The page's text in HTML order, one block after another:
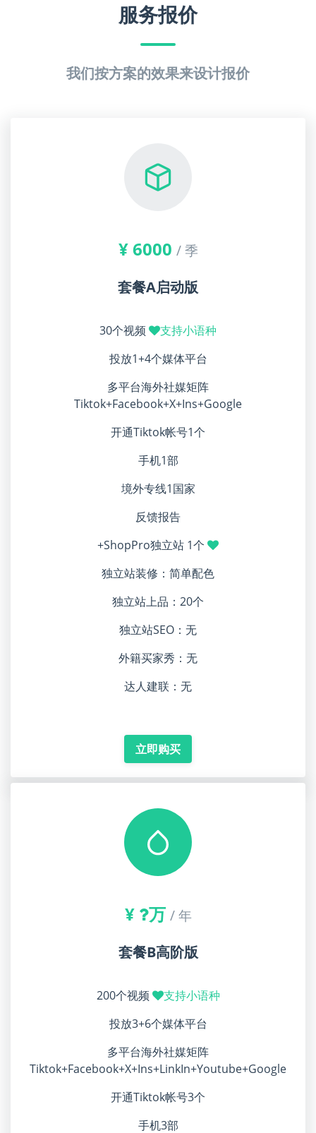
服务报价
我们按方案的效果来设计报价
¥ 6000 / 季
套餐A启动版
30个视频 支持小语种
投放1+4个媒体平台
多平台海外社媒矩阵
Tiktok+Facebook+X+Ins+Google
开通Tiktok帐号1个
手机1部
境外专线1国家
反馈报告
+ShopPro独立站 1个
独立站装修：简单配色
独立站上品：20个
独立站SEO：无
外籍买家秀：无
达人建联：无
立即购买
¥ 万 / 年
套餐B高阶版
200个视频 支持小语种
投放3+6个媒体平台
多平台海外社媒矩阵
Tiktok+Facebook+X+Ins+LinkIn+Youtube+Google
开通Tiktok帐号3个
手机3部